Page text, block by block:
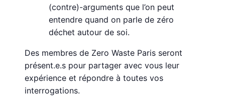
(contre)-arguments que l’on peut
entendre quand on parle de zéro
déchet autour de soi.
Des membres de Zero Waste Paris seront
présent.e.s pour partager avec vous leur
expérience et répondre à toutes vos
interrogations.